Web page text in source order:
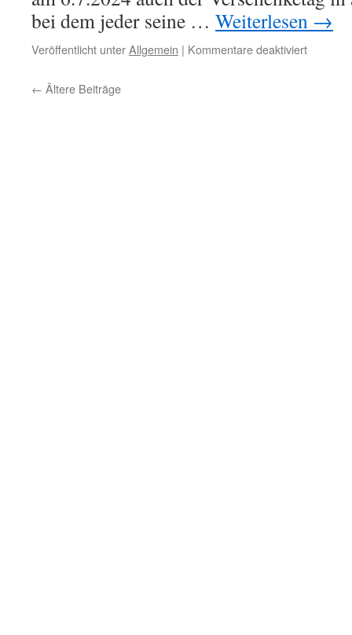
bei dem jeder seine … Weiterlesen →
Veröffentlicht unterAllgemein | Kommentare deaktiviertfür
← Ältere Beiträge